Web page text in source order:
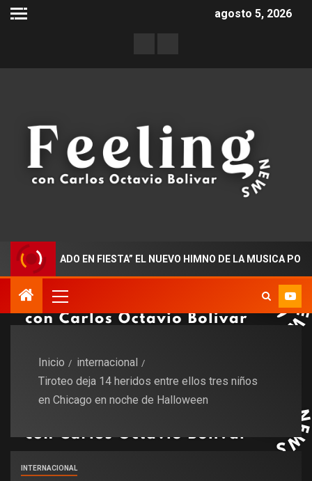
agosto 5, 2026
EN FIESTA” EL NUEVO HIMNO DE LA MUSICA POPULAR
Inicio
internacional
Tiroteo deja 14 heridos entre ellos tres niños
en Chicago en noche de Halloween
INTERNACIONAL